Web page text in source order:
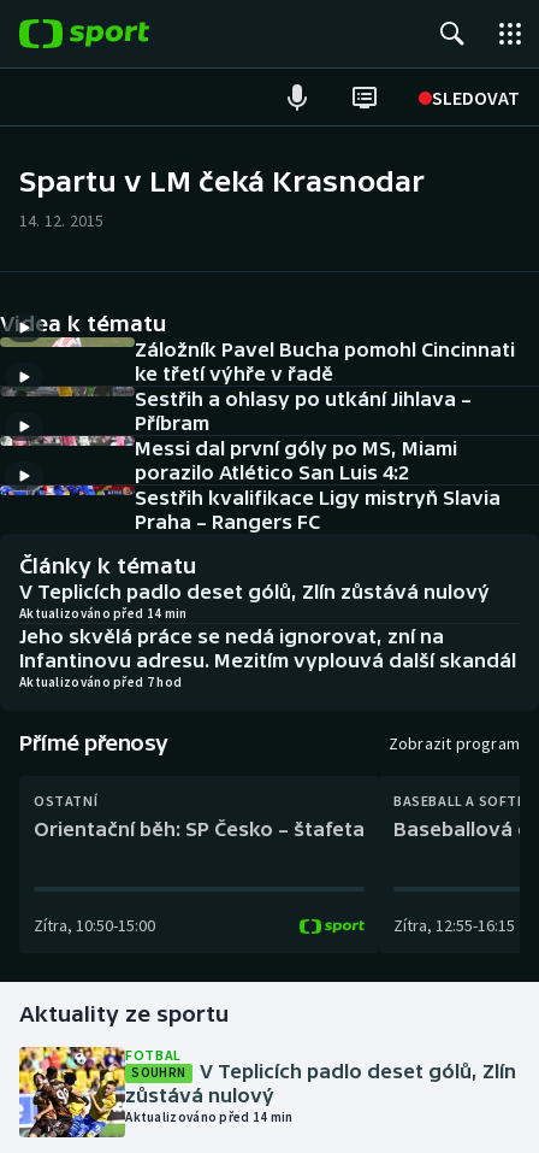
SLEDOVAT
Hokej
Tenis
Atletika
Cyklistika
DALŠÍ SPORTY
Americký fotbal
Baseball a softbal
Basketbal
Biatlon
Boby a skeleton
Futsal
Golf
Gymnastika
NEPŘEHLÉDNĚTE
Soutěže
Historické návraty
Aplikace ČT sport
AZ kvíz
Spartu v LM čeká Krasnodar
14. 12. 2015
Videa k tématu
Záložník Pavel Bucha pomohl Cincinnati
ke třetí výhře v řadě
Sestřih a ohlasy po utkání Jihlava –
Příbram
Messi dal první góly po MS, Miami
porazilo Atlético San Luis 4:2
Sestřih kvalifikace Ligy mistryň Slavia
Praha – Rangers FC
Články k tématu
V Teplicích padlo deset gólů, Zlín zůstává nulový
Aktualizováno před 14 min
Jeho skvělá práce se nedá ignorovat, zní na
Infantinovu adresu. Mezitím vyplouvá další skandál
Aktualizováno před 7 hod
Přímé přenosy Zobrazit program
OSTATNÍ
Orientační běh: SP Česko – štafeta
Zítra, 10:50-15:00
BASEBALL A
Baseballová
Zítra, 12:55-16:15
Aktuality ze sportu
FOTBAL
SOUHRN
V Teplicích padlo deset gólů, Zlín
zůstává nulový
Aktualizováno před 14 min